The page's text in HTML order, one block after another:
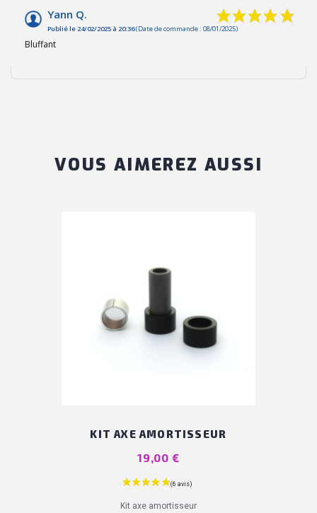
Yann Q.
Publié le 24/02/2025 à 20:36(Date de commande : 08/01/2025)
Bluffant
VOUS AIMEREZ AUSSI
KIT AXE AMORTISSEUR
Prix
19,00 €
Kit axe amortisseur